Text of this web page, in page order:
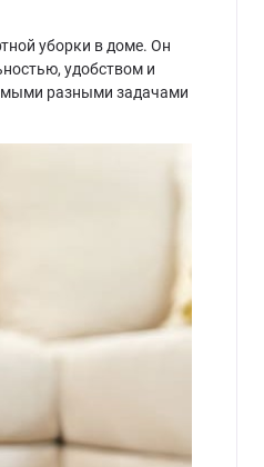
уборки в доме. Он
удобством и
разными задачами